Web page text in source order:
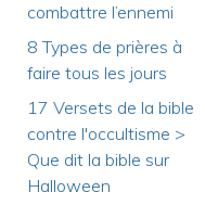
combattre l’ennemi
8 Types de prières à
faire tous les jours
17 Versets de la bible
contre l'occultisme >
Que dit la bible sur
Halloween